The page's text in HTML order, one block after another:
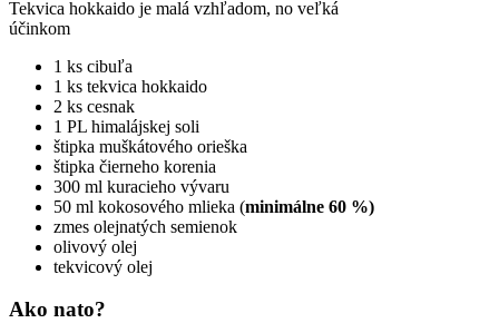
Tekvica hokkaido je malá vzhľadom, no veľká
účinkom
1 ks cibuľa
1 ks tekvica hokkaido
2 ks cesnak
1 PL himalájskej soli
štipka muškátového orieška
štipka čierneho korenia
300 ml kuracieho vývaru
50 ml kokosového mlieka (minimálne 60 %)
zmes olejnatých semienok
olivový olej
tekvicový olej
Ako nato?